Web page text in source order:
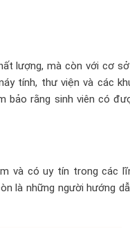
lượng, mà còn với cơ
tính, thư viện và các
bảo rằng sinh viên có
và có uy tín trong các
là những người hướng